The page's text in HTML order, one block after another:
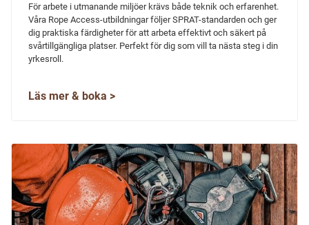
För arbete i utmanande miljöer krävs både teknik och erfarenhet.
Våra Rope Access-utbildningar följer SPRAT-standarden och ger
dig praktiska färdigheter för att arbeta effektivt och säkert på
svårtillgängliga platser. Perfekt för dig som vill ta nästa steg i din
yrkesroll.
Läs mer & boka >